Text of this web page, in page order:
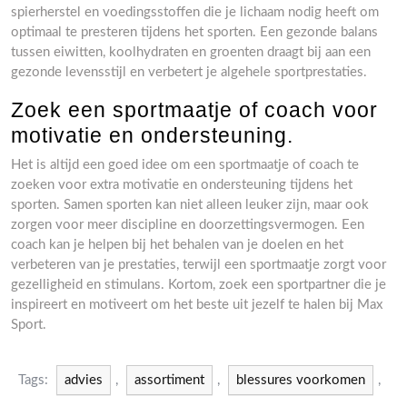
spierherstel en voedingsstoffen die je lichaam nodig heeft om
optimaal te presteren tijdens het sporten. Een gezonde balans
tussen eiwitten, koolhydraten en groenten draagt bij aan een
gezonde levensstijl en verbetert je algehele sportprestaties.
Zoek een sportmaatje of coach voor
motivatie en ondersteuning.
Het is altijd een goed idee om een sportmaatje of coach te
zoeken voor extra motivatie en ondersteuning tijdens het
sporten. Samen sporten kan niet alleen leuker zijn, maar ook
zorgen voor meer discipline en doorzettingsvermogen. Een
coach kan je helpen bij het behalen van je doelen en het
verbeteren van je prestaties, terwijl een sportmaatje zorgt voor
gezelligheid en stimulans. Kortom, zoek een sportpartner die je
inspireert en motiveert om het beste uit jezelf te halen bij Max
Sport.
Tags: advies , assortiment , blessures voorkomen ,